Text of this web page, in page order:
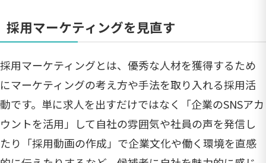
採用マーケティングを見直す
採用マーケティングとは、優秀な人材を獲得するため
にマーケティングの考え方や手法を取り入れる採用活
動です。単に求人を出すだけではなく「企業のSNSアカ
ウントを活用」して自社の雰囲気や社員の声を発信し
たり「採用動画の作成」で企業文化や働く環境を直感